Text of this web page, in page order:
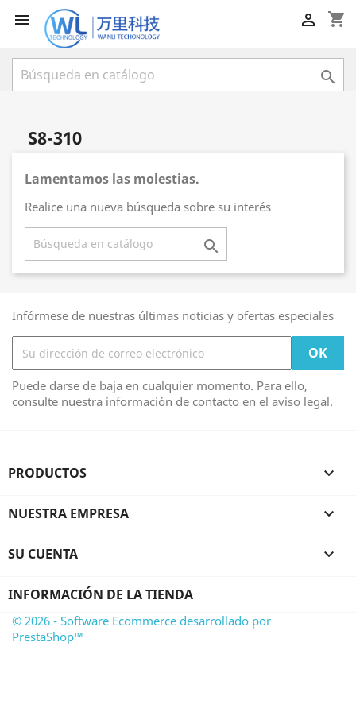
 shopping_cart


S8-310
Lamentamos las molestias.
Realice una nueva búsqueda sobre su interés

Infórmese de nuestras últimas noticias y ofertas especiales
Puede darse de baja en cualquier momento. Para ello,
consulte nuestra información de contacto en el aviso legal.
PRODUCTOS 
NUESTRA EMPRESA 
SU CUENTA 
INFORMACIÓN DE LA TIENDA
© 2026 - Software Ecommerce desarrollado por
PrestaShop™